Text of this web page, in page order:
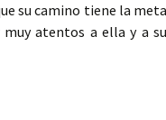
su camino tiene la meta
atentos a ella y a su